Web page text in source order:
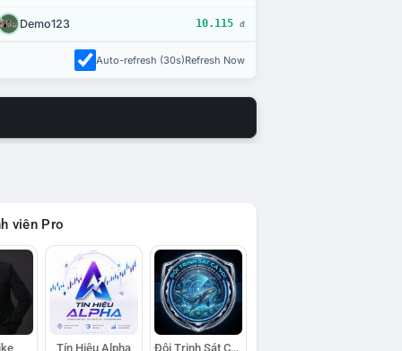
Demo123 10.115 đ
Auto-refresh (30s)Refresh Now
viên Pro
Tín Hiệu Alpha Đội Trinh Sát Cá Voi